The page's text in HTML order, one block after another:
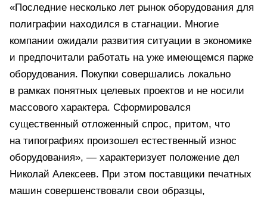
«Последние несколько лет рынок оборудования для
полиграфии находился в стагнации. Многие
компании ожидали развития ситуации в экономике
и предпочитали работать на уже имеющемся парке
оборудования. Покупки совершались локально
в рамках понятных целевых проектов и не носили
массового характера. Сформировался
существенный отложенный спрос, притом, что
на типографиях произошел естественный износ
оборудования», — характеризует положение дел
Николай Алексеев. При этом поставщики печатных
машин совершенствовали свои образцы,